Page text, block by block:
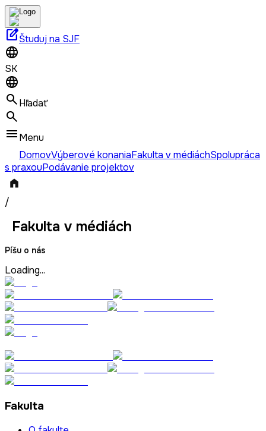
edit_squareŠtuduj na SJF
SK
Hľadať
Menu
DomovVýberové konaniaFakulta v médiáchSpolupráca
s praxouPodávanie projektov
/
Fakulta v médiách
Píšu o nás
Loading...
Fakulta